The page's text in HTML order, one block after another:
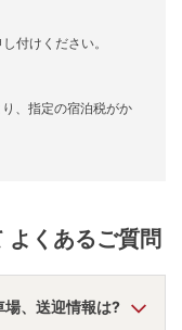
付けください。
、指定の宿泊税がか
よくあるご質問
場、送迎情報は?